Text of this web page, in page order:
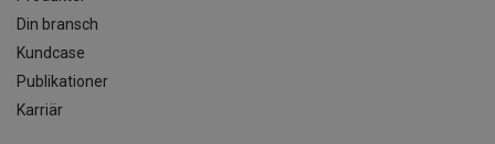
Din bransch
Kundcase
Publikationer
Karriär